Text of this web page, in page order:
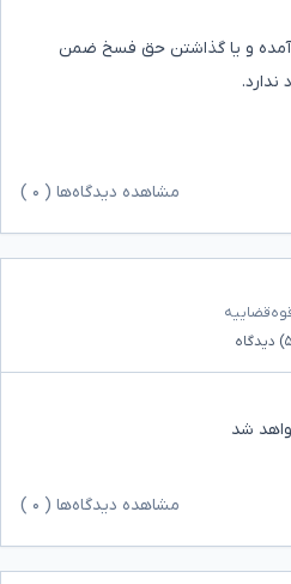
آمده و یا گذاشتن حق فسخ ضمن
مشاهده دیدگاه‌ها ( ۰
دیدگاه
شد
مشاهده دیدگاه‌ها ( ۰